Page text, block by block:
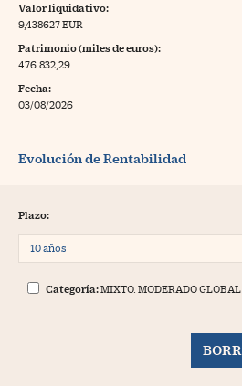
Valor liquidativo:
9,438627 EUR
Patrimonio (miles de euros):
476.832,29
Fecha:
03/08/2026
Evolución de Rentabilidad
Plazo:
Categoría:MIXTO. MODERADO GLOBAL